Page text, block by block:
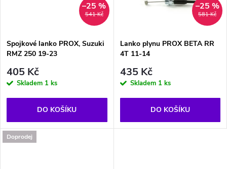
ů
541 Kč
–25 %
Spojkové lanko PROX, Suzuki
RMZ 250 19-23
405 Kč
Skladem 1 ks
DO KOŠÍKU
581 Kč
–25 %
Lanko plynu PROX BETA RR
4T 11-14
435 Kč
Skladem 1 ks
DO KOŠÍKU
Doprodej